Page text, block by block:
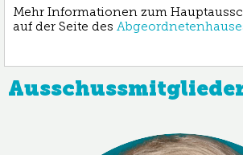
Mehr Informationen zum
auf der Seite des